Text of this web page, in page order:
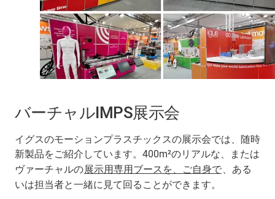
バーチャルIMPS展示会
イグスのモーションプラスチックスの展示会では、随時
新製品をご紹介しています。400m²のリアルな、または
ヴァーチャルの展示用専用ブースを、ご自身で、ある
いは担当者と一緒に見て回ることができます。